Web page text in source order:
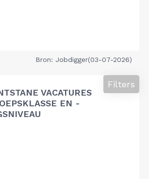
Bron: Jobdigger(03-07-2026)
VACATURES
EN -
Filters